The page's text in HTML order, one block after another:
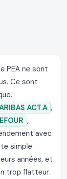
PEA ne sont
Ce sont
ACT.A ,
,
avec
simple :
années, et
trop flatteur.